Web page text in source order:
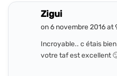
Zigui
on 6 novembre 2016 at
Incroyable.. c étais
votre taf est excellent